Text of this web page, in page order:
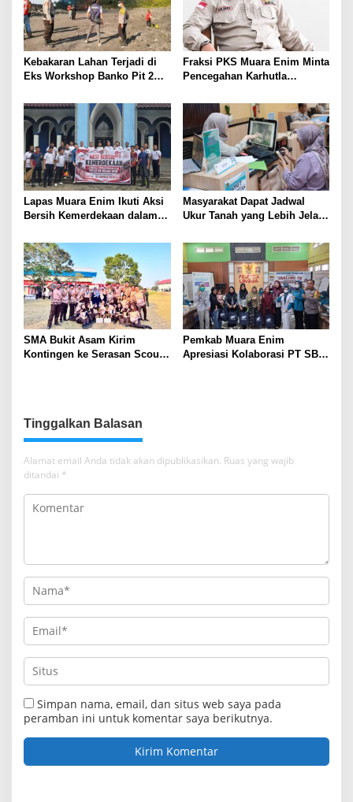
Kebakaran Lahan Terjadi di
Eks Workshop Banko Pit 2
Fraksi PKS Muara Enim Minta
Pencegahan Karhutla
Lapas Muara Enim Ikuti Aksi
Bersih Kemerdekaan dalam
Indonesia
Masyarakat Dapat Jadwal
Ukur Tanah yang Lebih Jelas
Terjadwal
SMA Bukit Asam Kirim
Kontingen ke Serasan Scout
Pemkab Muara Enim
Apresiasi Kolaborasi PT SBS
Tinggalkan Balasan
Alamat email Anda tidak akan dipublikasikan. Ruas yang wajib
ditandai *
Simpan nama, email, dan situs web saya pada
peramban ini untuk komentar saya berikutnya.